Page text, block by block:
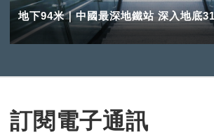
地下94米｜中國最深地鐵站 深入地底
訂閱電子通訊